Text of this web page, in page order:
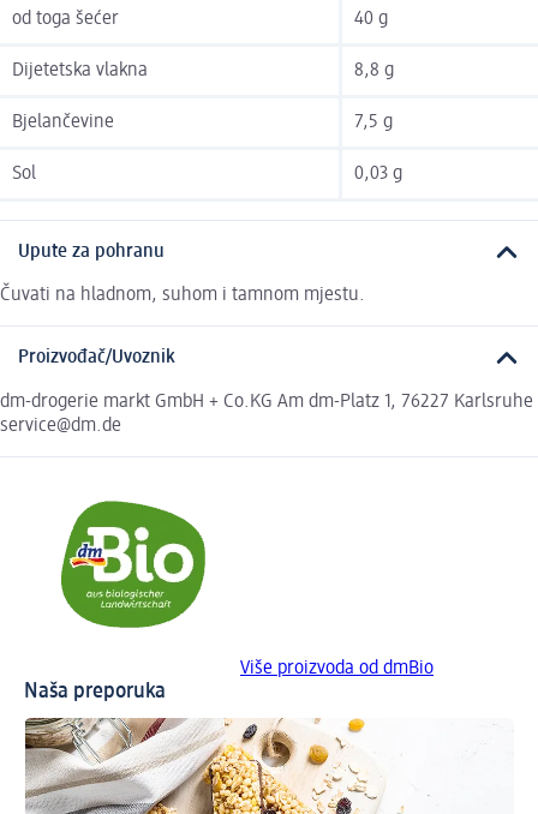
od toga šećer 40 g
Dijetetska vlakna 8,8 g
Bjelančevine 7,5 g
Sol 0,03 g
Upute za pohranu
Čuvati na hladnom, suhom i tamnom mjestu.
Proizvođač/Uvoznik
dm-drogerie markt GmbH + Co.KG Am dm-Platz 1, 76227 Karlsruhe
service@dm.de
Više proizvoda od dmBio
Naša preporuka